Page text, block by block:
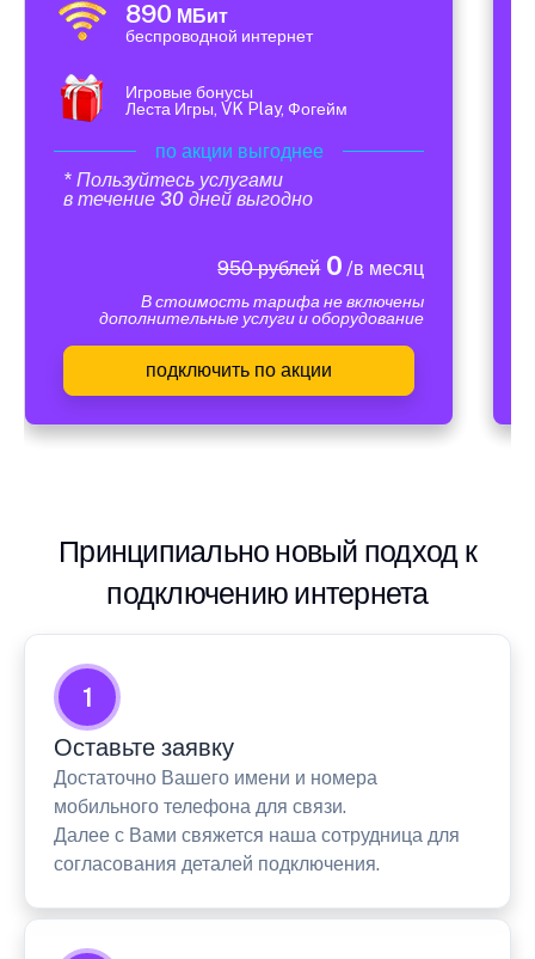
890 МБит
беспроводной интернет
Игровые бонусы
Леста Игры, VK Play, Фогейм
по акции выгоднее
* Пользуйтесь услугами
в течение 30 дней выгодно
950 рублей0 /в месяц
В стоимость тарифа не включены
дополнительные услуги и оборудование
подключить по акции
Принципиально новый подход к
подключению интернета
1
Оставьте заявку
Достаточно Вашего имени и номера
мобильного телефона для связи.
Далее с Вами свяжется наша сотрудница для
согласования деталей подключения.